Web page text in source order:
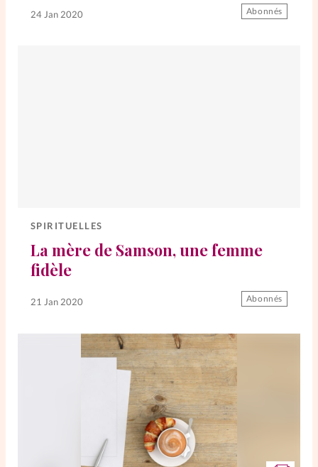
24 Jan 2020 Abonnés
SPIRITUELLES
La mère de Samson, une femme
fidèle
21 Jan 2020 Abonnés